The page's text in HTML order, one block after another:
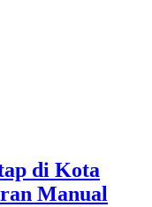
di Kota
Manual